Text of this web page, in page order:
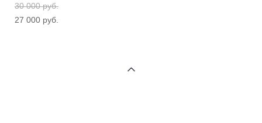
30 000 pуб.
27 000 pуб.